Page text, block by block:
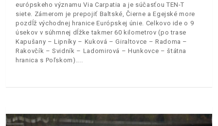
európskeho významu Via Carpatia a je súčasťou TEN-T
siete. Zámerom je prepojiť Baltské, Čierne a Egejské more
pozdĺž východnej hranice Európskej únie. Celkovo ide o 9
úsekov v súhrnnej dĺžke takmer 60 kilometrov (po trase
Kapušany – Lipníky – Kuková – Giraltovce – Radoma –
Rakovčík – Svidník – Ladomirová – Hunkovce – štátna
hranica s Poľskom).